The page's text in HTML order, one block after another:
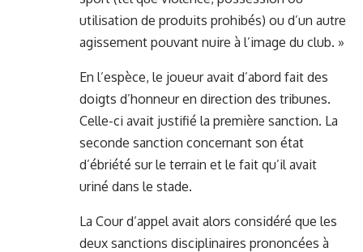
utilisation de produits prohibés) ou d’un autre
agissement pouvant nuire à l’image du club. »
En l’espèce, le joueur avait d’abord fait des
doigts d’honneur en direction des tribunes.
Celle-ci avait justifié la première sanction. La
seconde sanction concernant son état
d’ébriété sur le terrain et le fait qu’il avait
uriné dans le stade.
La Cour d’appel avait alors considéré que les
deux sanctions disciplinaires prononcées à